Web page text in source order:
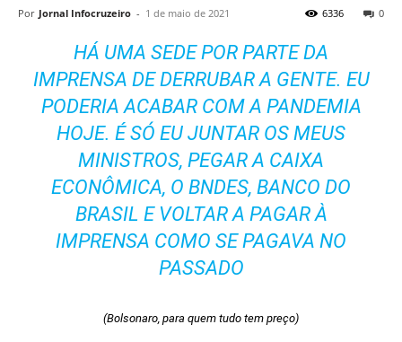
Por Jornal Infocruzeiro - 1 de maio de 2021 0
6336
HÁ UMA SEDE POR PARTE DA
IMPRENSA DE DERRUBAR A GENTE. EU
PODERIA ACABAR COM A PANDEMIA
HOJE. É SÓ EU JUNTAR OS MEUS
MINISTROS, PEGAR A CAIXA
ECONÔMICA, O BNDES, BANCO DO
BRASIL E VOLTAR A PAGAR À
IMPRENSA COMO SE PAGAVA NO
PASSADO
(Bolsonaro, para quem tudo tem preço)